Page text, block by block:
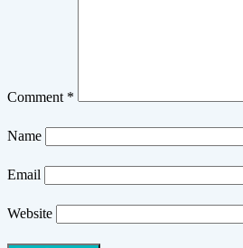
Comment *
Name
Email
Website